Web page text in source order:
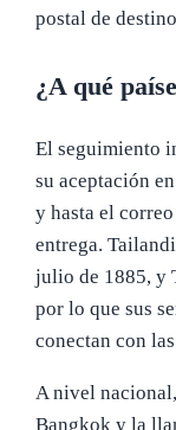
postal de
¿A qué
El seguimiento
su aceptación
y hasta el
entrega.
julio de 1885, y
por lo que sus
conectan con
A nivel
Bangkok y la